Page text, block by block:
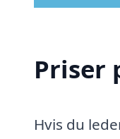
Priser
Hvis du